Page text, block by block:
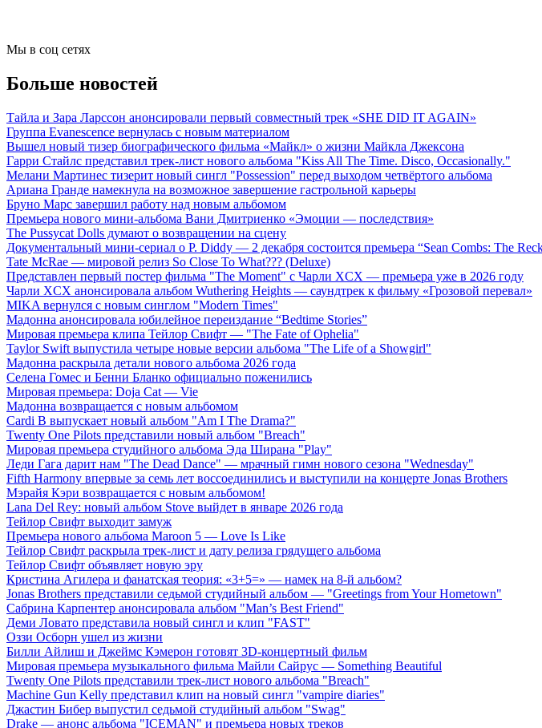
Мы в соц сетях
Больше новостей
Тайла и Зара Ларссон анонсировали первый совместный трек «SHE DID IT AGAIN»
Группа Evanescence вернулась с новым материалом
Вышел новый тизер биографического фильма «Майкл» о жизни Майкла Джексона
Гарри Стайлс представил трек-лист нового альбома "Kiss All The Time. Disco, Occasionally."
Мелани Мартинес тизерит новый сингл "Possession" перед выходом четвёртого альбома
Ариана Гранде намекнула на возможное завершение гастрольной карьеры
Бруно Марс завершил работу над новым альбомом
Премьера нового мини-альбома Вани Дмитриенко «Эмоции — последствия»
The Pussycat Dolls думают о возвращении на сцену
Документальный мини-сериал о P. Diddy — 2 декабря состоится премьера “Sean Combs: The
Tate McRae — мировой релиз So Close To What??? (Deluxe)
Представлен первый постер фильма "The Moment" с Чарли XCX — премьера уже в 2026 году
Чарли XCX анонсировала альбом Wuthering Heights — саундтрек к фильму «Грозовой перевал»
MIKA вернулся с новым синглом "Modern Times"
Мадонна анонсировала юбилейное переиздание “Bedtime Stories”
Мировая премьера клипа Тейлор Свифт — "The Fate of Ophelia"
Taylor Swift выпустила четыре новые версии альбома "The Life of a Showgirl"
Мадонна раскрыла детали нового альбома 2026 года
Селена Гомес и Бенни Бланко официально поженились
Мировая премьера: Doja Cat — Vie
Мадонна возвращается с новым альбомом
Cardi B выпускает новый альбом "Am I The Drama?"
Twenty One Pilots представили новый альбом "Breach"
Мировая премьера студийного альбома Эда Ширана "Play"
Леди Гага дарит нам "The Dead Dance" — мрачный гимн нового сезона "Wednesday"
Fifth Harmony впервые за семь лет воссоединились и выступили на концерте Jonas Brothers
Мэрайя Кэри возвращается с новым альбомом!
Lana Del Rey: новый альбом Stove выйдет в январе 2026 года
Тейлор Свифт выходит замуж
Премьера нового альбома Maroon 5 — Love Is Like
Тейлор Свифт раскрыла трек-лист и дату релиза грядущего альбома
Тейлор Свифт объявляет новую эру
Кристина Агилера и фанатская теория: «3+5=» — намек на 8-й альбом?
Jonas Brothers представили седьмой студийный альбом — "Greetings from Your Hometown"
Сабрина Карпентер анонсировала альбом "Man’s Best Friend"
Деми Ловато представила новый сингл и клип "FAST"
Оззи Осборн ушел из жизни
Билли Айлиш и Джеймс Кэмерон готовят 3D-концертный фильм
Мировая премьера музыкального фильма Майли Сайрус — Something Beautiful
Twenty One Pilots представили трек-лист нового альбома "Breach"
Machine Gun Kelly представил клип на новый сингл "vampire diaries"
Джастин Бибер выпустил седьмой студийный альбом "Swag"
Drake — анонс альбома "ICEMAN" и премьера новых треков